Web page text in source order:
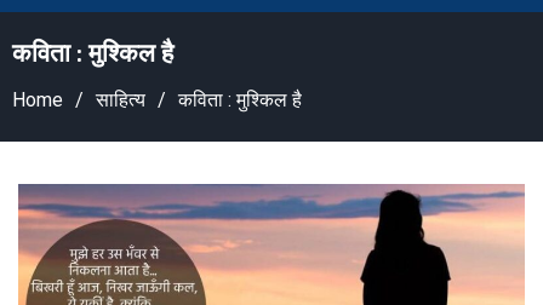
कविता : मुश्किल है
Home साहित्य कविता : मुश्किल है